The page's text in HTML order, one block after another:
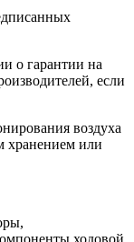
о гарантии на
если
воздуха
хранением или
ходовой